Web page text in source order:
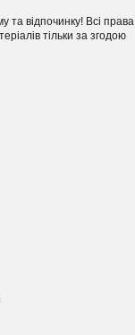
та відпочинку! Всі права
тільки за згодою